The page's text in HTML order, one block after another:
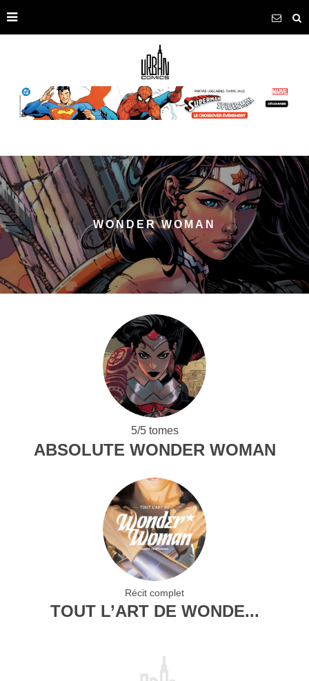
WONDER WOMAN
5/5 tomes
ABSOLUTE WONDER WOMAN
Récit complet
TOUT L’ART DE WONDE...